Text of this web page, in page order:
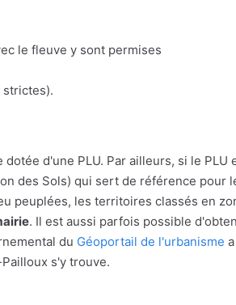
le fleuve y sont permises
d'une PLU. Par ailleurs, si le PLU
des Sols) qui sert de référence pour
peuplées, les territoires classés en
. Il est aussi parfois possible
du Géoportail de l'urbanisme
s'y trouve.